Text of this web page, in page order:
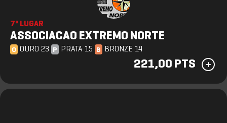
7º LUGAR
ASSOCIACAO EXTREMO NORTE
O OURO 23 P PRATA 15 B BRONZE 14
221,00 PTS